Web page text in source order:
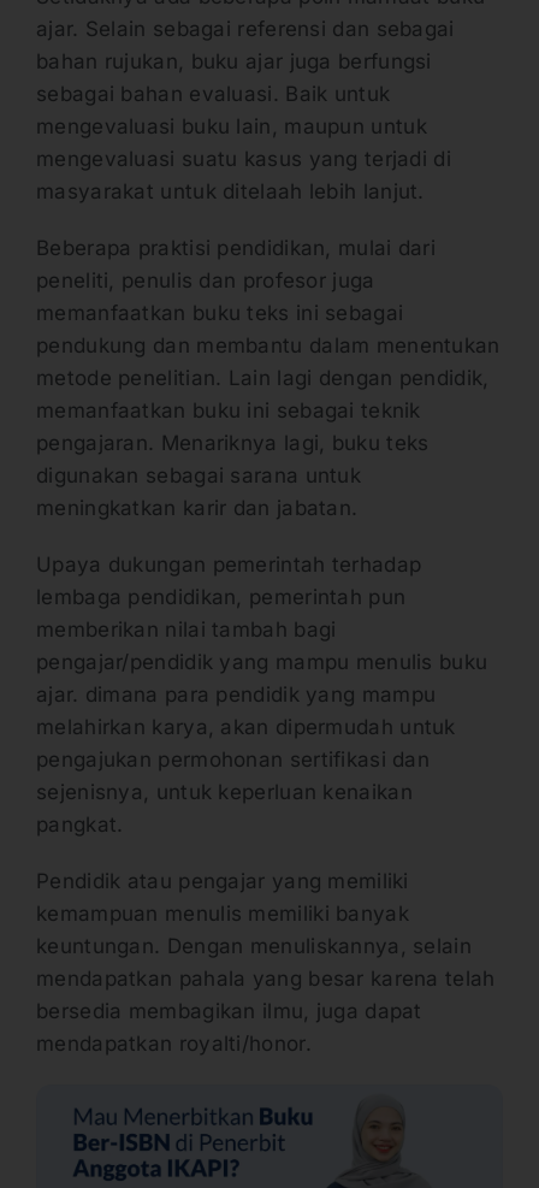
ajar. Selain sebagai referensi dan sebagai
bahan rujukan, buku ajar juga berfungsi
sebagai bahan evaluasi. Baik untuk
mengevaluasi buku lain, maupun untuk
mengevaluasi suatu kasus yang terjadi di
masyarakat untuk ditelaah lebih lanjut.
Beberapa praktisi pendidikan, mulai dari
peneliti, penulis dan profesor juga
memanfaatkan buku teks ini sebagai
pendukung dan membantu dalam menentukan
metode penelitian. Lain lagi dengan pendidik,
memanfaatkan buku ini sebagai teknik
pengajaran. Menariknya lagi, buku teks
digunakan sebagai sarana untuk
meningkatkan karir dan jabatan.
Upaya dukungan pemerintah terhadap
lembaga pendidikan, pemerintah pun
memberikan nilai tambah bagi
pengajar/pendidik yang mampu menulis buku
ajar. dimana para pendidik yang mampu
melahirkan karya, akan dipermudah untuk
pengajukan permohonan sertifikasi dan
sejenisnya, untuk keperluan kenaikan
pangkat.
Pendidik atau pengajar yang memiliki
kemampuan menulis memiliki banyak
keuntungan. Dengan menuliskannya, selain
mendapatkan pahala yang besar karena telah
bersedia membagikan ilmu, juga dapat
mendapatkan royalti/honor.